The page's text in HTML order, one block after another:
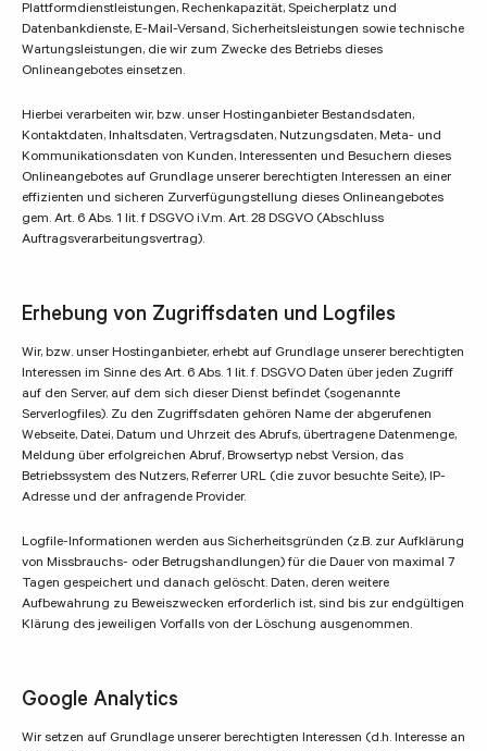
Plattformdienstleistungen, Rechenkapazität, Speicherplatz und
Datenbankdienste, E-Mail-Versand, Sicherheitsleistungen sowie technische
Wartungsleistungen, die wir zum Zwecke des Betriebs dieses
Onlineangebotes einsetzen.
Hierbei verarbeiten wir, bzw. unser Hostinganbieter Bestandsdaten,
Kontaktdaten, Inhaltsdaten, Vertragsdaten, Nutzungsdaten, Meta- und
Kommunikationsdaten von Kunden, Interessenten und Besuchern dieses
Onlineangebotes auf Grundlage unserer berechtigten Interessen an einer
effizienten und sicheren Zurverfügungstellung dieses Onlineangebotes
gem. Art. 6 Abs. 1 lit. f DSGVO i.V.m. Art. 28 DSGVO (Abschluss
Auftragsverarbeitungsvertrag).
Erhebung von Zugriffsdaten und Logfiles
Wir, bzw. unser Hostinganbieter, erhebt auf Grundlage unserer berechtigten
Interessen im Sinne des Art. 6 Abs. 1 lit. f. DSGVO Daten über jeden Zugriff
auf den Server, auf dem sich dieser Dienst befindet (sogenannte
Serverlogfiles). Zu den Zugriffsdaten gehören Name der abgerufenen
Webseite, Datei, Datum und Uhrzeit des Abrufs, übertragene Datenmenge,
Meldung über erfolgreichen Abruf, Browsertyp nebst Version, das
Betriebssystem des Nutzers, Referrer URL (die zuvor besuchte Seite), IP-
Adresse und der anfragende Provider.
Logfile-Informationen werden aus Sicherheitsgründen (z.B. zur Aufklärung
von Missbrauchs- oder Betrugshandlungen) für die Dauer von maximal 7
Tagen gespeichert und danach gelöscht. Daten, deren weitere
Aufbewahrung zu Beweiszwecken erforderlich ist, sind bis zur endgültigen
Klärung des jeweiligen Vorfalls von der Löschung ausgenommen.
Google Analytics
Wir setzen auf Grundlage unserer berechtigten Interessen (d.h. Interesse an